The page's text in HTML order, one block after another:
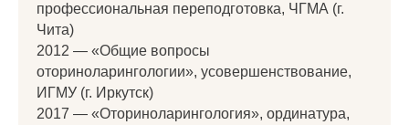
профессиональная переподготовка, ЧГМА (г.
Чита)
2012 — «Общие вопросы
оториноларингологии», усовершенствование,
ИГМУ (г. Иркутск)
2017 — «Оториноларингология», ординатура,